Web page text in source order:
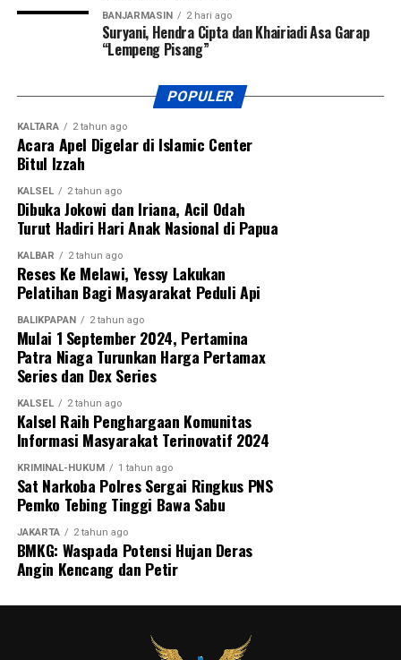
BANJARMASIN 2 hari ago
Suryani, Hendra Cipta dan Khairiadi Asa Garap
“Lempeng Pisang”
POPULER
KALTARA 2 tahun ago
Acara Apel Digelar di Islamic Center
Bitul Izzah
KALSEL 2 tahun ago
Dibuka Jokowi dan Iriana, Acil Odah
Turut Hadiri Hari Anak Nasional di Papua
KALBAR 2 tahun ago
Reses Ke Melawi, Yessy Lakukan
Pelatihan Bagi Masyarakat Peduli Api
BALIKPAPAN 2 tahun ago
Mulai 1 September 2024, Pertamina
Patra Niaga Turunkan Harga Pertamax
Series dan Dex Series
KALSEL 2 tahun ago
Kalsel Raih Penghargaan Komunitas
Informasi Masyarakat Terinovatif 2024
KRIMINAL-HUKUM 1 tahun ago
Sat Narkoba Polres Sergai Ringkus PNS
Pemko Tebing Tinggi Bawa Sabu
JAKARTA 2 tahun ago
BMKG: Waspada Potensi Hujan Deras
Angin Kencang dan Petir